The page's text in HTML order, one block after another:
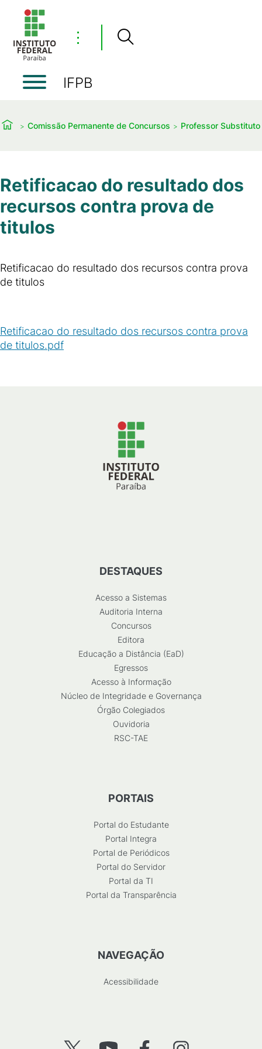
⋮
IFPB
Comissão Permanente de Concursos Professor Substituto
Retificacao do resultado dos
recursos contra prova de
titulos
Retificacao do resultado dos recursos contra prova
de titulos
Retificacao do resultado dos recursos contra prova
de titulos.pdf
DESTAQUES
Acesso a Sistemas
Auditoria Interna
Concursos
Editora
Educação a Distância (EaD)
Egressos
Acesso à Informação
Núcleo de Integridade e Governança
Órgão Colegiados
Ouvidoria
RSC-TAE
PORTAIS
Portal do Estudante
Portal Integra
Portal de Periódicos
Portal do Servidor
Portal da TI
Portal da Transparência
NAVEGAÇÃO
Acessibilidade